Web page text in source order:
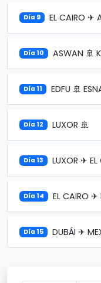
Día 9 EL CAIRO ✈
Día 10 ASWAN 🚢
Día 11 EDFU 🚢
Día 12 LUXOR 🚢
Día 13 LUXOR ✈ EL
Día 14 EL CAIRO ✈
Día 15 DUBÁI ✈